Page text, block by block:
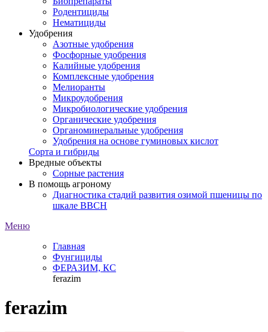
Родентициды
Нематициды
Удобрения
Азотные удобрения
Фосфорные удобрения
Калийные удобрения
Комплексные удобрения
Мелиоранты
Микроудобрения
Микробиологические удобрения
Органические удобрения
Органоминеральные удобрения
Удобрения на основе гуминовых кислот
Сорта и гибриды
Вредные объекты
Сорные растения
В помощь агроному
Диагностика стадий развития озимой пшеницы по
шкале ВВСН
Меню
Главная
Фунгициды
ФЕРАЗИМ, КС
ferazim
ferazim